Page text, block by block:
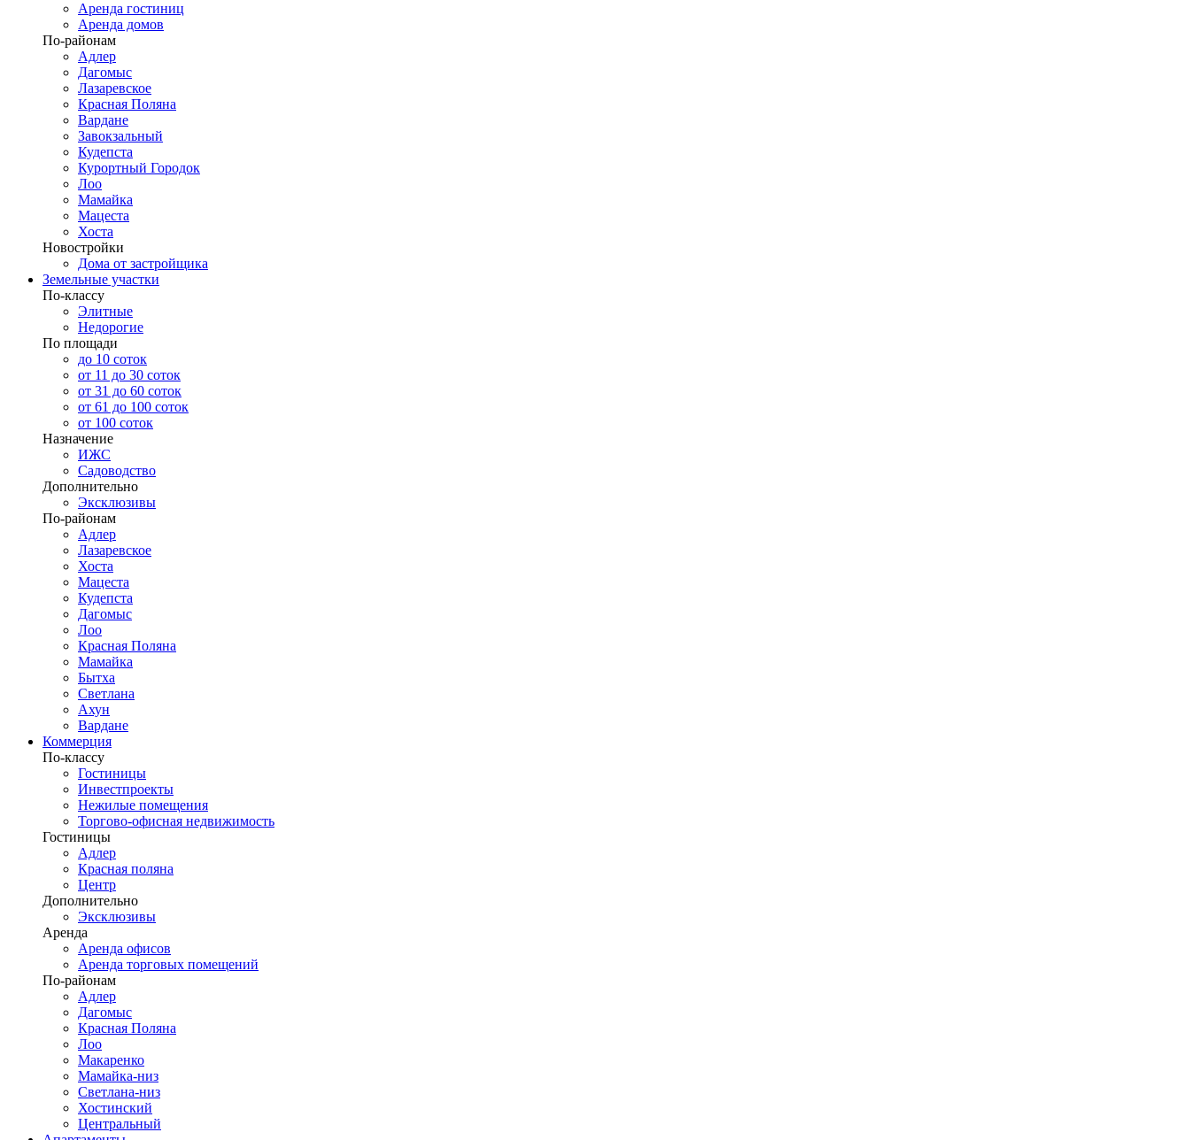
Аренда гостиниц
Аренда домов
По-районам
Адлер
Дагомыс
Лазаревское
Красная Поляна
Вардане
Завокзальный
Кудепста
Курортный Городок
Лоо
Мамайка
Мацеста
Хоста
Новостройки
Дома от застройщика
Земельные участки
По-классу
Элитные
Недорогие
По площади
до 10 соток
от 11 до 30 соток
от 31 до 60 соток
от 61 до 100 соток
от 100 соток
Назначение
ИЖС
Садоводство
Дополнительно
Эксклюзивы
По-районам
Адлер
Лазаревское
Хоста
Мацеста
Кудепста
Дагомыс
Лоо
Красная Поляна
Мамайка
Бытха
Светлана
Ахун
Вардане
Коммерция
По-классу
Гостиницы
Инвестпроекты
Нежилые помещения
Торгово-офисная недвижимость
Гостиницы
Адлер
Красная поляна
Центр
Дополнительно
Эксклюзивы
Аренда
Аренда офисов
Аренда торговых помещений
По-районам
Адлер
Дагомыс
Красная Поляна
Лоо
Макаренко
Мамайка-низ
Светлана-низ
Хостинский
Центральный